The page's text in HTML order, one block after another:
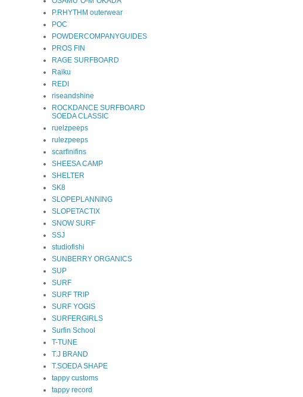
P.RHYTHM outerwear
POC
POWDERCOMPANYGUIDES
PROS FIN
RAGE SURFBOARD
Raiku
REDI
riseandshine
ROCKDANCE SURFBOARD
SOEDA CLASSIC
ruelzpeeps
rulezpeeps
scarfinifins
SHEESA CAMP
SHELTER
SK8
SLOPEPLANNING
SLOPETACTIX
SNOW SURF
SSJ
studiofishi
SUNBERRY ORGANICS
SUP
SURF
SURF TRIP
SURF YOGIS
SURFERGIRLS
Surfin School
T-TUNE
T.J BRAND
T.SOEDA SHAPE
tappy customs
tappy record